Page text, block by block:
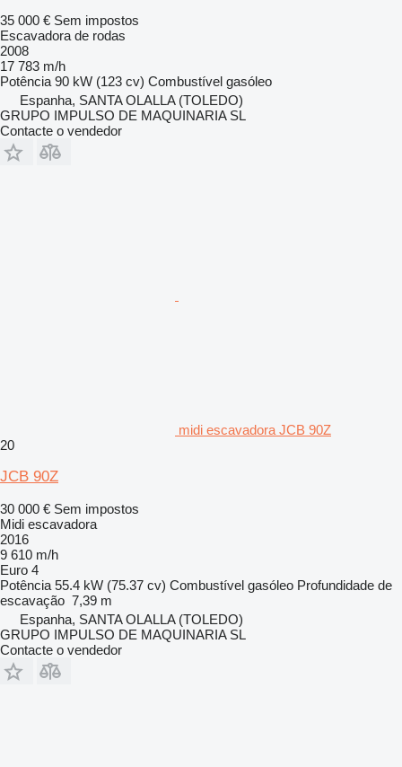
35 000 € Sem impostos
Escavadora de rodas
2008
17 783 m/h
Potência 90 kW (123 cv) Combustível gasóleo
Espanha, SANTA OLALLA (TOLEDO)
GRUPO IMPULSO DE MAQUINARIA SL
Contacte o vendedor
midi escavadora JCB 90Z
20
JCB 90Z
30 000 € Sem impostos
Midi escavadora
2016
9 610 m/h
Euro 4
Potência 55.4 kW (75.37 cv) Combustível gasóleo Profundidade de
escavação 7,39 m
Espanha, SANTA OLALLA (TOLEDO)
GRUPO IMPULSO DE MAQUINARIA SL
Contacte o vendedor